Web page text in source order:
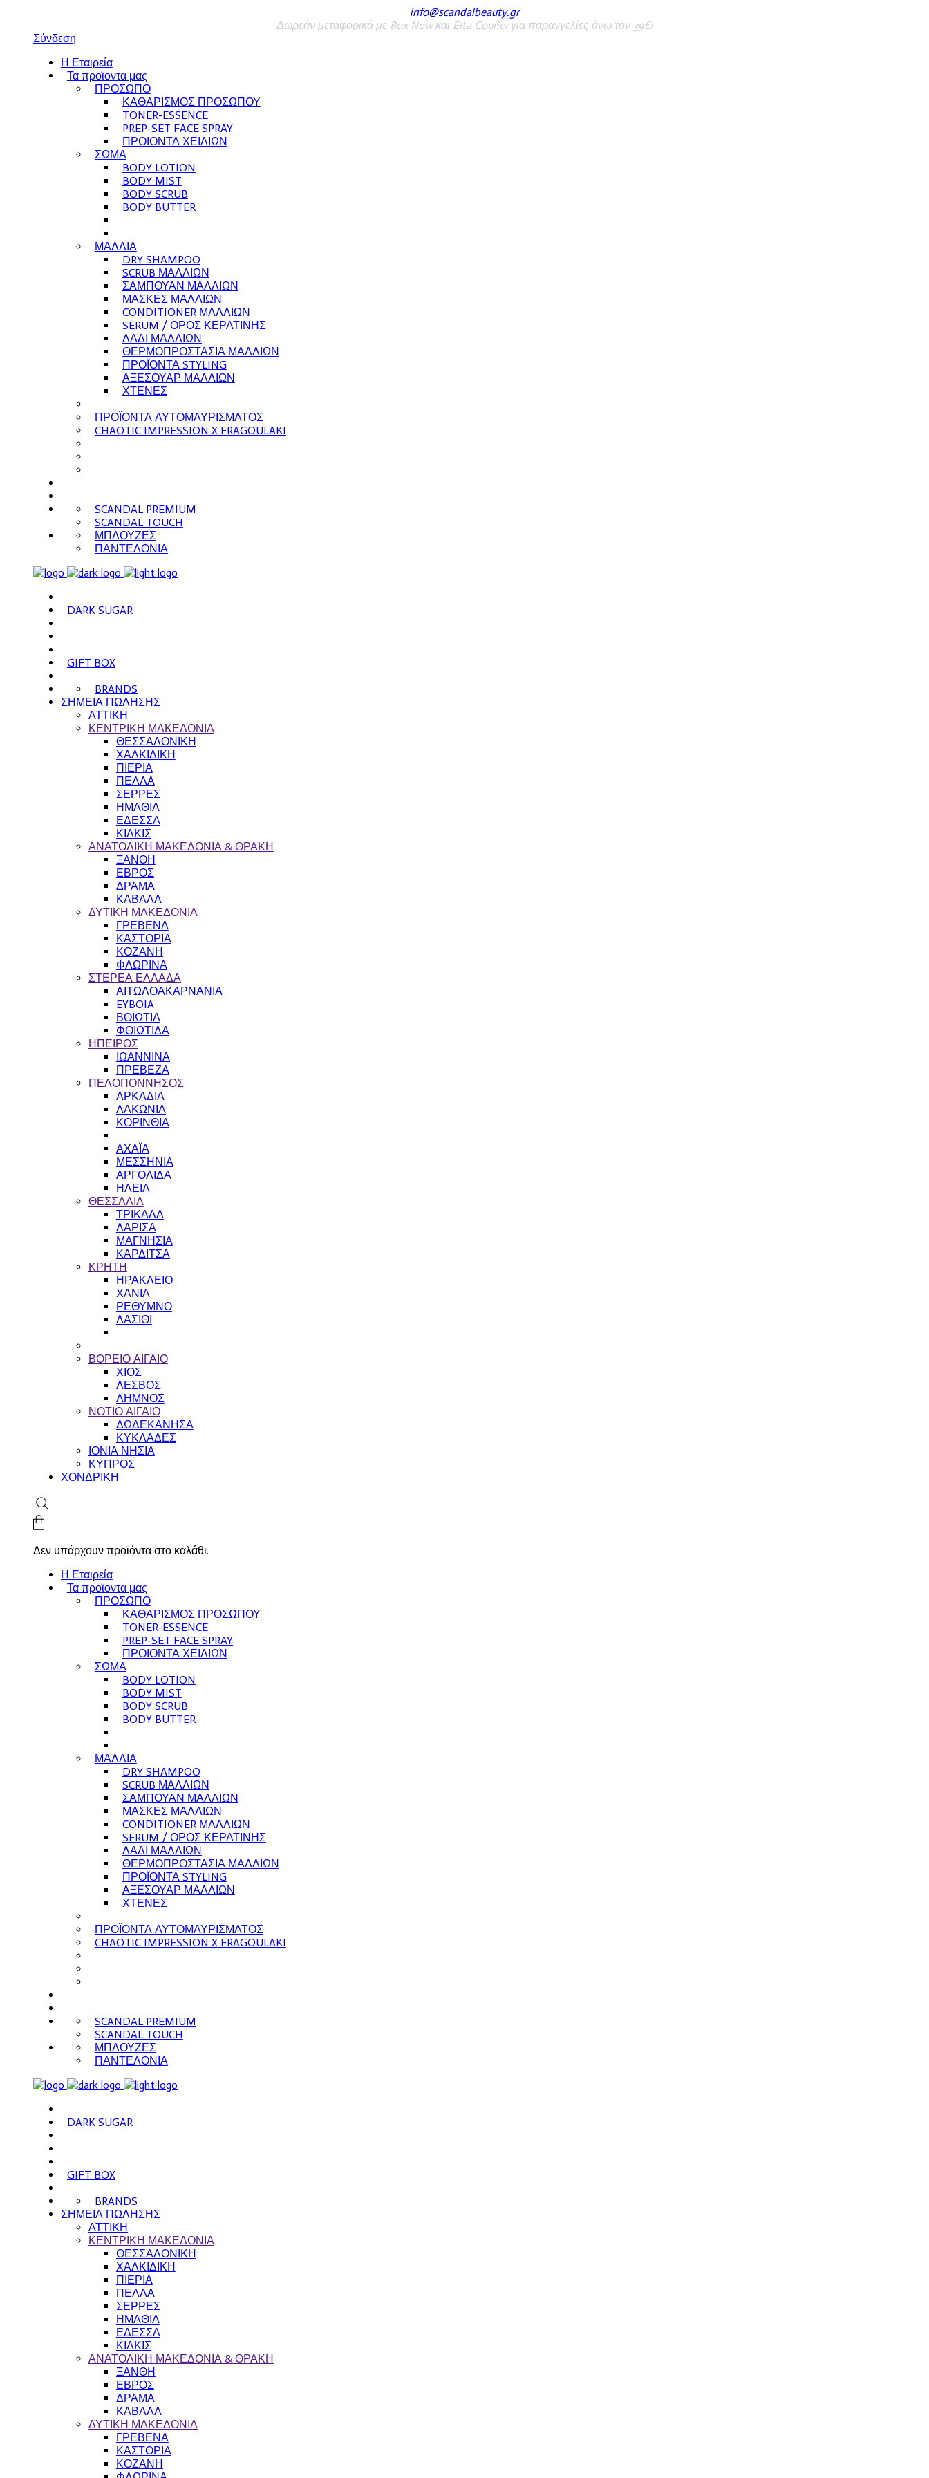
info@scandalbeauty.gr
Δωρεάν μεταφορικά με Box Now και Elta Courier για παραγγελίες άνω τον 39€!
Σύνδεση
Η Εταιρεία
Τα προϊοντα μας
ΠΡΟΣΩΠΟ
ΚΑΘΑΡΙΣΜΟΣ ΠΡΟΣΩΠΟΥ
TONER-ESSENCE
PREP-SET FACE SPRAY
ΠΡΟΙΟΝΤΑ ΧΕΙΛΙΩΝ
ΣΩΜΑ
BODY LOTION
BODY MIST
BODY SCRUB
BODY BUTTER
ΜΑΛΛΙΑ
DRY SHAMPOO
SCRUB ΜΑΛΛΙΩΝ
ΣΑΜΠΟΥΑΝ ΜΑΛΛΙΩΝ
ΜΑΣΚΕΣ ΜΑΛΛΙΩΝ
CONDITIONER ΜΑΛΛΙΩΝ
SERUM / ΟΡΟΣ ΚΕΡΑΤΙΝΗΣ
ΛΑΔΙ ΜΑΛΛΙΩΝ
ΘΕΡΜΟΠΡΟΣΤΑΣΙΑ ΜΑΛΛΙΩΝ
ΠΡΟΪΟΝΤΑ STYLING
ΑΞΕΣΟΥΑΡ ΜΑΛΛΙΩΝ
ΧΤΕΝΕΣ
ΠΡΟΪΟΝΤΑ ΑΥΤΟΜΑΥΡΙΣΜΑΤΟΣ
CHAOTIC IMPRESSION X FRAGOULAKI
SCANDAL PREMIUM
SCANDAL TOUCH
ΜΠΛΟΥΖΕΣ
ΠΑΝΤΕΛΟΝΙΑ
DARK SUGAR
GIFT BOX
BRANDS
ΣΗΜΕΙΑ ΠΩΛΗΣΗΣ
ΑΤΤΙΚΗ
ΚΕΝΤΡΙΚΗ ΜΑΚΕΔΟΝΙΑ
ΘΕΣΣΑΛΟΝΙΚΗ
ΧΑΛΚΙΔΙΚΗ
ΠΙΕΡΙΑ
ΠΕΛΛΑ
ΣΕΡΡΕΣ
ΗΜΑΘΙΑ
ΕΔΕΣΣΑ
ΚΙΛΚΙΣ
ΑΝΑΤΟΛΙΚΗ ΜΑΚΕΔΟΝΙΑ & ΘΡΑΚΗ
ΞΑΝΘΗ
ΕΒΡΟΣ
ΔΡΑΜΑ
ΚΑΒΑΛΑ
ΔΥΤΙΚΗ ΜΑΚΕΔΟΝΙΑ
ΓΡΕΒΕΝΑ
ΚΑΣΤΟΡΙΑ
ΚΟΖΑΝΗ
ΦΛΩΡΙΝΑ
ΣΤΕΡΕΑ ΕΛΛΑΔΑ
ΑΙΤΩΛΟΑΚΑΡΝΑΝΙΑ
EYBOIA
ΒΟΙΩΤΙΑ
ΦΘΙΩΤΙΔΑ
ΗΠΕΙΡΟΣ
ΙΩΑΝΝΙΝΑ
ΠΡΕΒΕΖΑ
ΠΕΛΟΠΟΝΝΗΣΟΣ
ΑΡΚΑΔΙΑ
ΛΑΚΩΝΙΑ
ΚΟΡΙΝΘΙΑ
ΑΧΑΪΑ
ΜΕΣΣΗΝΙΑ
ΑΡΓΟΛΙΔΑ
ΗΛΕΙΑ
ΘΕΣΣΑΛΙΑ
ΤΡΙΚΑΛΑ
ΛΑΡΙΣΑ
ΜΑΓΝΗΣΙΑ
ΚΑΡΔΙΤΣΑ
ΚΡΗΤΗ
ΗΡΑΚΛΕΙΟ
ΧΑΝΙΑ
ΡΕΘΥΜΝΟ
ΛΑΣΙΘΙ
ΒΟΡΕΙΟ ΑΙΓΑΙΟ
ΧΙΟΣ
ΛΕΣΒΟΣ
ΛΗΜΝΟΣ
ΝΟΤΙΟ ΑΙΓΑΙΟ
ΔΩΔΕΚΑΝΗΣΑ
ΚΥΚΛΑΔΕΣ
ΙΟΝΙΑ ΝΗΣΙΑ
ΚΥΠΡΟΣ
ΧΟΝΔΡΙΚΗ
Δεν υπάρχουν προϊόντα στο καλάθι.
Η Εταιρεία
Τα προϊοντα μας
ΠΡΟΣΩΠΟ
ΚΑΘΑΡΙΣΜΟΣ ΠΡΟΣΩΠΟΥ
TONER-ESSENCE
PREP-SET FACE SPRAY
ΠΡΟΙΟΝΤΑ ΧΕΙΛΙΩΝ
ΣΩΜΑ
BODY LOTION
BODY MIST
BODY SCRUB
BODY BUTTER
ΜΑΛΛΙΑ
DRY SHAMPOO
SCRUB ΜΑΛΛΙΩΝ
ΣΑΜΠΟΥΑΝ ΜΑΛΛΙΩΝ
ΜΑΣΚΕΣ ΜΑΛΛΙΩΝ
CONDITIONER ΜΑΛΛΙΩΝ
SERUM / ΟΡΟΣ ΚΕΡΑΤΙΝΗΣ
ΛΑΔΙ ΜΑΛΛΙΩΝ
ΘΕΡΜΟΠΡΟΣΤΑΣΙΑ ΜΑΛΛΙΩΝ
ΠΡΟΪΟΝΤΑ STYLING
ΑΞΕΣΟΥΑΡ ΜΑΛΛΙΩΝ
ΧΤΕΝΕΣ
ΠΡΟΪΟΝΤΑ ΑΥΤΟΜΑΥΡΙΣΜΑΤΟΣ
CHAOTIC IMPRESSION X FRAGOULAKI
SCANDAL PREMIUM
SCANDAL TOUCH
ΜΠΛΟΥΖΕΣ
ΠΑΝΤΕΛΟΝΙΑ
DARK SUGAR
GIFT BOX
BRANDS
ΣΗΜΕΙΑ ΠΩΛΗΣΗΣ
ΑΤΤΙΚΗ
ΚΕΝΤΡΙΚΗ ΜΑΚΕΔΟΝΙΑ
ΘΕΣΣΑΛΟΝΙΚΗ
ΧΑΛΚΙΔΙΚΗ
ΠΙΕΡΙΑ
ΠΕΛΛΑ
ΣΕΡΡΕΣ
ΗΜΑΘΙΑ
ΕΔΕΣΣΑ
ΚΙΛΚΙΣ
ΑΝΑΤΟΛΙΚΗ ΜΑΚΕΔΟΝΙΑ & ΘΡΑΚΗ
ΞΑΝΘΗ
ΕΒΡΟΣ
ΔΡΑΜΑ
ΚΑΒΑΛΑ
ΔΥΤΙΚΗ ΜΑΚΕΔΟΝΙΑ
ΓΡΕΒΕΝΑ
ΚΑΣΤΟΡΙΑ
ΚΟΖΑΝΗ